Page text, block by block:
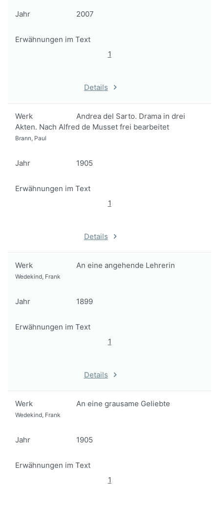
Jahr 2007
Erwähnungen im Text
1
Details
Werk
Andrea del Sarto. Drama in drei
Akten. Nach Alfred de Musset frei bearbeitet
Brann, Paul
Jahr 1905
Erwähnungen im Text
1
Details
Werk An eine angehende Lehrerin
Wedekind, Frank
Jahr 1899
Erwähnungen im Text
1
Details
Werk An eine grausame Geliebte
Wedekind, Frank
Jahr 1905
Erwähnungen im Text
1